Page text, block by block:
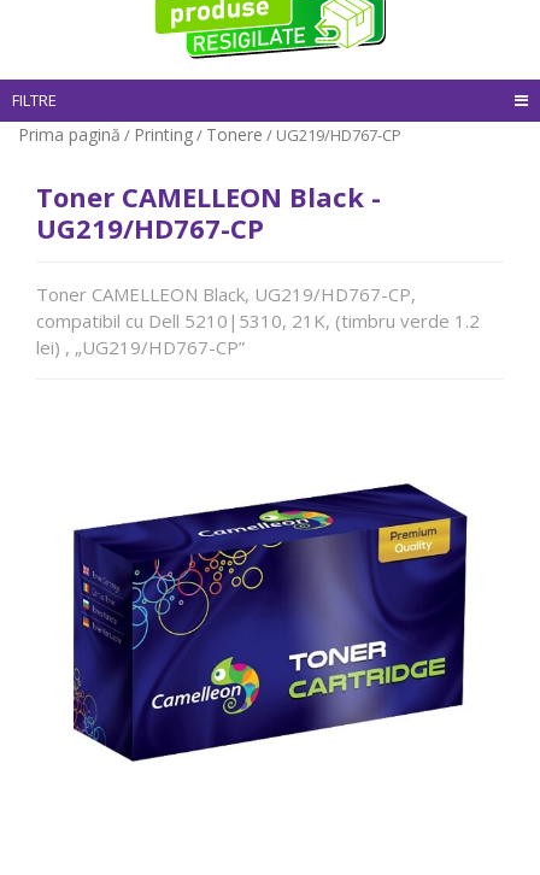
FILTRE
Prima pagină / Printing/ Tonere / UG219/HD767-CP
Toner CAMELLEON Black -
UG219/HD767-CP
Toner CAMELLEON Black, UG219/HD767-CP,
compatibil cu Dell 5210|5310, 21K, (timbru verde 1.2
lei) , „UG219/HD767-CP”